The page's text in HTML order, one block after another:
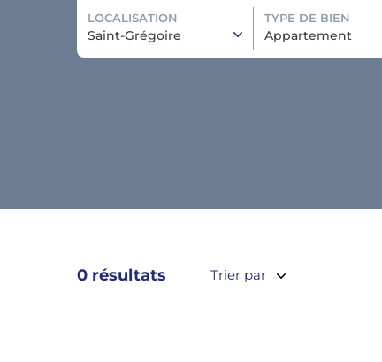
LOCALISATION
Saint-Grégoire
TYPE DE BIEN
Appartement
0 résultats Trier par